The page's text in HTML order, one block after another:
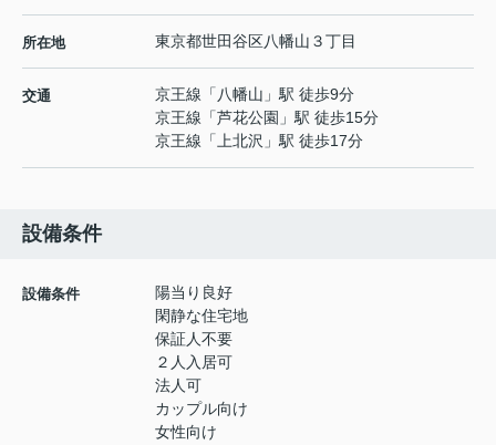
所在地 東京都世田谷区八幡山 ３丁目
交通 京王線 「 八幡山 」駅 徒歩9分
京王線 「芦花公園 」駅 徒歩15分
京王線 「上北沢 」駅 徒歩17分
設備条件
設備条件
陽当り良好
閑静な住宅地
保証人不要
２人入居可
法人可
カップル向け
女性向け